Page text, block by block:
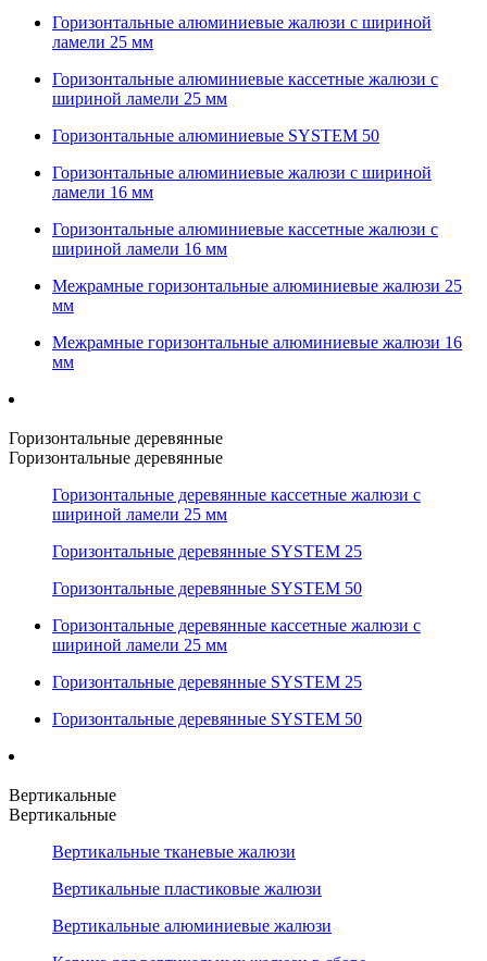
Горизонтальные алюминиевые жалюзи с шириной
ламели 25 мм
Горизонтальные алюминиевые кассетные жалюзи с
шириной ламели 25 мм
Горизонтальные алюминиевые SYSTEM 50
Горизонтальные алюминиевые жалюзи с шириной
ламели 16 мм
Горизонтальные алюминиевые кассетные жалюзи с
шириной ламели 16 мм
Межрамные горизонтальные алюминиевые жалюзи 25
мм
Межрамные горизонтальные алюминиевые жалюзи 16
мм
Горизонтальные деревянные
Горизонтальные деревянные
Горизонтальные деревянные кассетные жалюзи с
шириной ламели 25 мм
Горизонтальные деревянные SYSTEM 25
Горизонтальные деревянные SYSTEM 50
Горизонтальные деревянные кассетные жалюзи с
шириной ламели 25 мм
Горизонтальные деревянные SYSTEM 25
Горизонтальные деревянные SYSTEM 50
Вертикальные
Вертикальные
Вертикальные тканевые жалюзи
Вертикальные пластиковые жалюзи
Вертикальные алюминиевые жалюзи